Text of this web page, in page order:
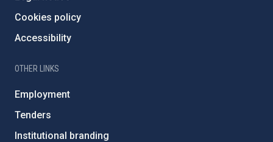
Cookies policy
Accessibility
OTHER LINKS
Employment
Tenders
Institutional branding